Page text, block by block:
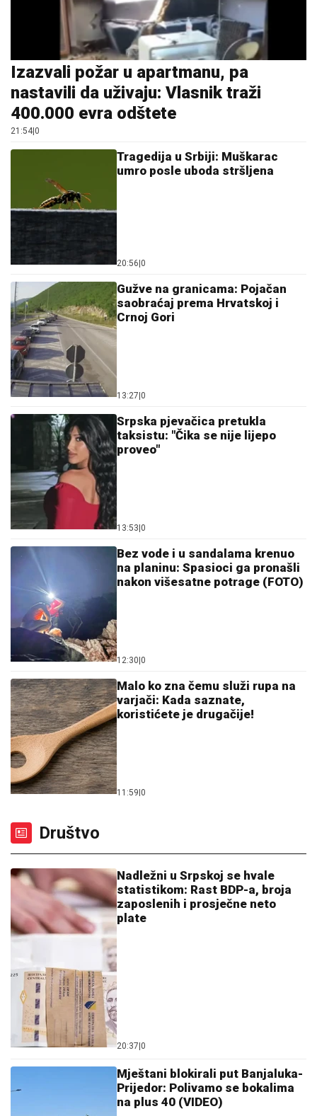
Izazvali požar u apartmanu, pa
nastavili da uživaju: Vlasnik traži
400.000 evra odštete
21:54 0
Tragedija u Srbiji: Muškarac
umro posle uboda stršljena
20:56 0
Gužve na granicama: Pojačan
saobraćaj prema Hrvatskoj i
Crnoj Gori
13:27 0
Srpska pjevačica pretukla
taksistu: "Čika se nije lijepo
proveo"
13:53 0
Bez vode i u sandalama krenuo
na planinu: Spasioci ga pronašli
nakon višesatne potrage (FOTO)
12:30 0
Malo ko zna čemu služi rupa na
varjači: Kada saznate,
koristićete je drugačije!
11:59 0
Društvo
Nadležni u Srpskoj se hvale
statistikom: Rast BDP-a, broja
zaposlenih i prosječne neto
plate
20:37 0
Mještani blokirali put Banjaluka-
Prijedor: Polivamo se bokalima
na plus 40 (VIDEO)